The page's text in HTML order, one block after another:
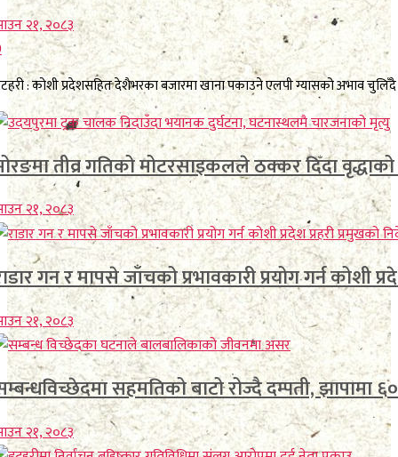
२१, २०८३
: कोशी प्रदेशसहित देशैभरका बजारमा खाना पकाउने एलपी ग्यासको अभाव
तीव्र गतिको मोटरसाइकलले ठक्कर दिँदा
२१, २०८३
गन र मापसे जाँचको प्रभावकारी प्रयोग गर्न कोशी
२१, २०८३
सहमतिको बाटो रोज्दै दम्पती, झापामा
२१, २०८३